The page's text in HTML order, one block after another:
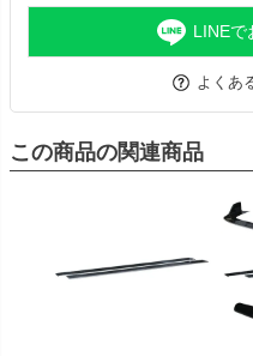
LINEで
よくあ
この商品の関連商品